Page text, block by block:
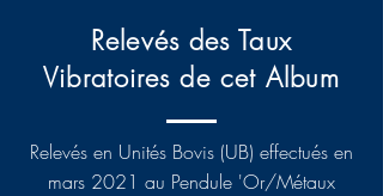
Relevés des Taux
Vibratoires de cet Album
Relevés en Unités Bovis (UB) effectués en
mars 2021 au Pendule 'Or/Métaux